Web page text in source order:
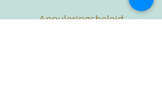
Annuleringsbeleid